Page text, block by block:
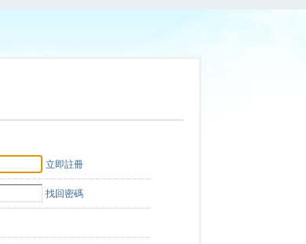
立即註冊
找回密碼